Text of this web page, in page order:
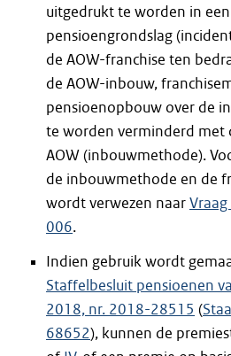
uitgedrukt te worden in
pensioengrondslag
de AOW-franchise ten
de AOW-inbouw,
pensioenopbouw over de
te worden verminderd met
AOW (inbouwmethode).
de inbouwmethode en de
wordt verwezen naar
006.
Indien gebruik wordt
Staffelbesluit pensioenen
2018, nr. 2018-28515 (
68652), kunnen de